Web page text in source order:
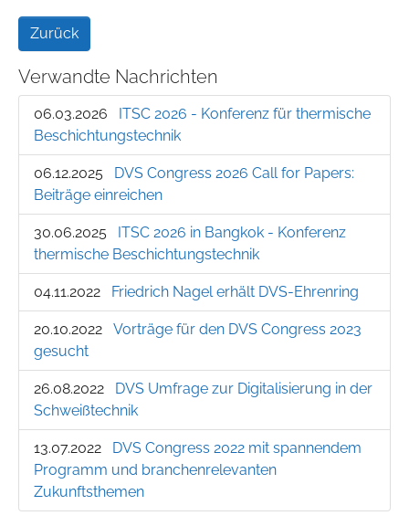
Zurück
Verwandte Nachrichten
06.03.2026
ITSC 2026 - Konferenz für thermische
Beschichtungstechnik
06.12.2025
DVS Congress 2026 Call for Papers:
Beiträge einreichen
30.06.2025
ITSC 2026 in Bangkok - Konferenz
thermische Beschichtungstechnik
04.11.2022 Friedrich Nagel erhält DVS-Ehrenring
20.10.2022
Vorträge für den DVS Congress 2023
gesucht
26.08.2022
DVS Umfrage zur Digitalisierung in der
Schweißtechnik
13.07.2022
DVS Congress 2022 mit spannendem
Programm und branchenrelevanten
Zukunftsthemen